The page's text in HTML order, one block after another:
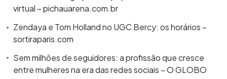
virtual – pichauarena.com.br
Zendaya e Tom Holland no UGC Bercy: os horários –
sortiraparis.com
Sem milhões de seguidores: a profissão que cresce
entre mulheres na era das redes sociais – O GLOBO